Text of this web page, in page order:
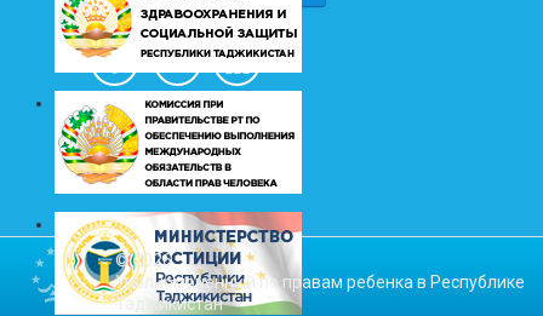
© 2026
Уполномоченный по правам ребенка в Республике
Таджикистан